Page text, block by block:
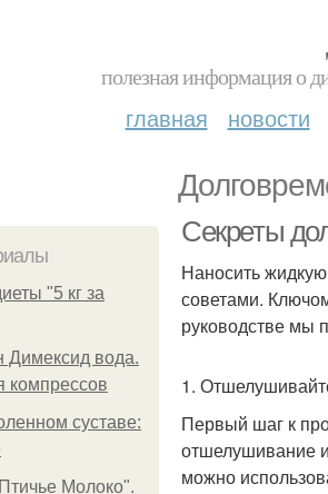
полезная информация о
главная новости
"5 кг за
Димексид вода.
компрессов
суставе:
Молоко".
Секреты
Наносить
советами.
руководстве мы
1.
Первый шаг к
отшелушивание
можно